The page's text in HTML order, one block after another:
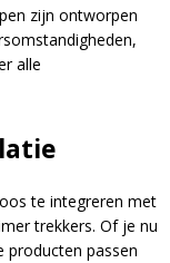
zijn ontworpen
alle
te integreren met
trekkers. Of je nu
producten passen